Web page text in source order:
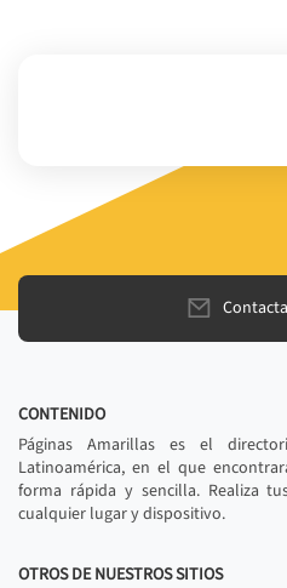
CONTENIDO
Páginas Amarillas es el
Latinoamérica, en el que
forma rápida y sencilla. Realiza
cualquier lugar y dispositivo.
OTROS DE NUESTROS SITIOS